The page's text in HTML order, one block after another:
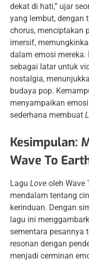
dekat di hati,” ujar
yang lembut, dengan
chorus, menciptakan
imersif,
dalam emosi
sebagai latar untuk
nostalgia,
budaya pop.
menyampaikan
sederhana membuat
Kesimpulan:
Wave To
Lagu Love oleh Wave
mendalam tentang
kerinduan. Dengan
lagu ini
sementara pesannya
resonan dengan
menjadi cerminan